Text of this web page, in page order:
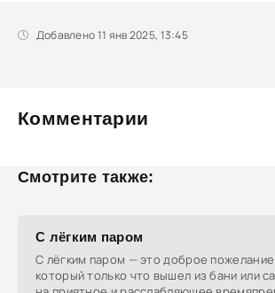
Добавлено 11 янв 2025, 13:45
Комментарии
Смотрите также:
С лёгким паром
С лёгким паром — это доброе пожелание
который только что вышел из бани или